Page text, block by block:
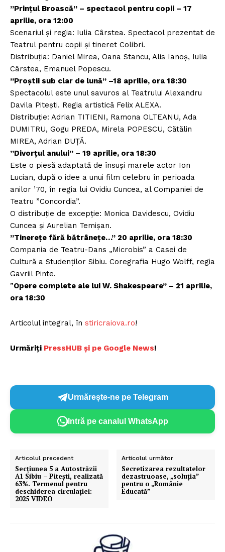
”Prințul Broască” – spectacol pentru copii – 17
aprilie, ora 12:00
Scenariul și regia: Iulia Cârstea. Spectacol prezentat de
Teatrul pentru copii şi tineret Colibri.
Distribuția: Daniel Mirea, Oana Stancu, Alis Ianoș, Iulia
Cârstea, Emanuel Popescu.
”Proștii sub clar de lună” –18 aprilie, ora 18:30
Spectacolul este unul savuros al Teatrului Alexandru
Davila Pitești. Regia artistică Felix ALEXA.
Distribuție: Adrian TITIENI, Ramona OLTEANU, Ada
DUMITRU, Gogu PREDA, Mirela POPESCU, Cătălin
MIREA, Adrian DUȚĂ.
”Divorțul anului” – 19 aprilie, ora 18:30
Este o piesă adaptată de însuși marele actor Ion
Lucian, după o idee a unui film celebru în perioada
anilor ’70, în regia lui Ovidiu Cuncea, al Companiei de
Teatru ”Concordia”.
O distribuție de excepție: Monica Davidescu, Ovidiu
Cuncea și Aurelian Temișan.
”Tinerețe fără bătrânețe…” 20 aprilie, ora 18:30
Compania de Teatru-Dans „Microbis” a Casei de
Cultură a Studenților Sibiu. Coregrafia Hugo Wolff, regia
Gavriil Pinte.
”Opere complete ale lui W. Shakespeare” – 21 aprilie,
ora 18:30
Articolul integral, în stiricraiova.ro!
Urmăriți PressHUB și pe Google News!
Urmărește-ne pe Telegram
Intră pe canalul WhatsApp
Articolul precedent
Secţiunea 5 a Autostrăzii
A1 Sibiu – Piteşti, realizată
63%. Termenul pentru
deschiderea circulaţiei:
2025 VIDEO
Articolul următor
Secretizarea rezultatelor
dezastruoase, „soluția”
pentru o „Românie
Educată”